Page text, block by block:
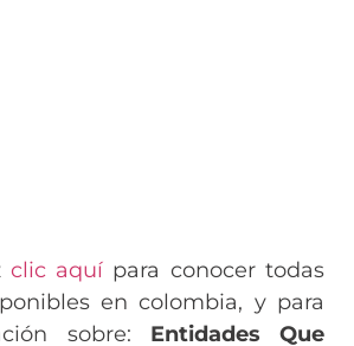
clic aquí para conocer todas
en colombia, y para
sobre: Entidades Que